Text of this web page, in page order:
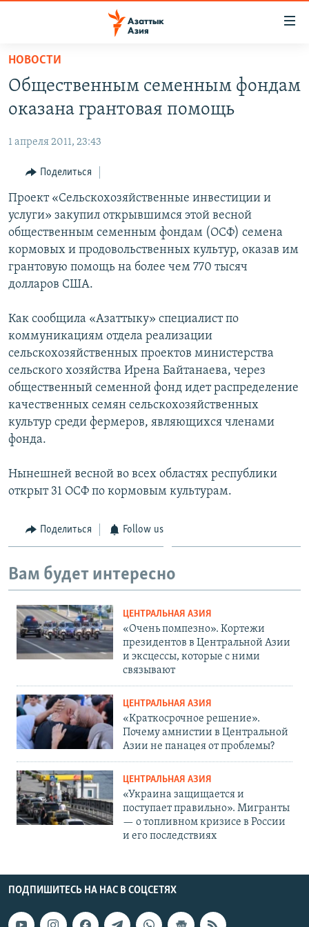
Вернуться
основному
содержанию
навигации
Вернутся
поиску
ЦЕНТРАЛЬНАЯ АЗИЯ
УЗБЕКИСТАН
ТАДЖИКИСТАН
НОВОСТИ
ВОЙНА В УКРАИНЕ
НА ДРУГИХ ЯЗЫКАХ
ҚАЗАҚША
КЫРГЫЗЧА
ЎЗБЕКЧА
ТОҶИКӢ
TÜRKMENÇE
Все сайты РСЕ/РС
НОВОСТИ
Общественным семенным фондам
оказана грантовая помощь
1 апреля 2011, 23:43
Поделиться
Проект «Сельскохозяйственные инвестиции и
услуги» закупил открывшимся этой весной
общественным семенным фондам (ОСФ) семена
кормовых и продовольственных культур, оказав им
грантовую помощь на более чем 770 тысяч
долларов США.
Как сообщила «Азаттыку» специалист по
коммуникациям отдела реализации
сельскохозяйственных проектов министерства
сельского хозяйства Ирена Байтанаева, через
общественный семенной фонд идет распределение
качественных семян сельскохозяйственных
культур среди фермеров, являющихся членами
фонда.
Нынешней весной во всех областях республики
открыт 31 ОСФ по кормовым культурам.
Поделиться Follow us
Вам будет интересно
ЦЕНТРАЛЬНАЯ АЗИЯ
«Очень помпезно». Кортежи
президентов в Центральной Азии
и эксцессы, которые с ними
связывают
ЦЕНТРАЛЬНАЯ АЗИЯ
«Краткосрочное решение».
Почему амнистии в Центральной
Азии не панацея от проблемы?
ЦЕНТРАЛЬНАЯ АЗИЯ
«Украина защищается и
поступает правильно». Мигранты
— о топливном кризисе в России
и его последствиях
ПОДПИШИТЕСЬ НА НАС В СОЦСЕТЯХ